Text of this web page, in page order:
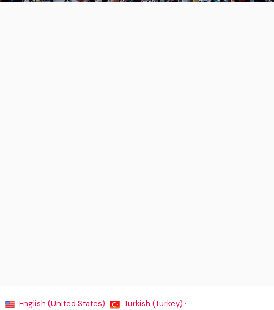
English (United States) ·
Turkish (Turkey) ·